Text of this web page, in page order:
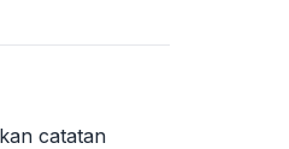
catatan